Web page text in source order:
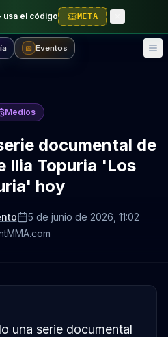
usa el código META
📅 Eventos
Medios
documental de
Ilia Topuria 'Los
hoy
5 de junio de 2026 , 11:02
una serie documental